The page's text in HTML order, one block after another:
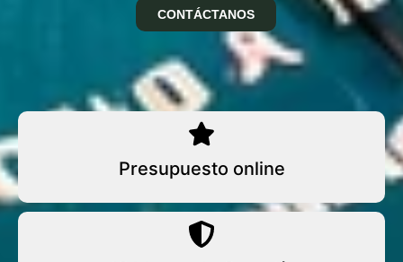
CONTÁCTANOS
Presupuesto online